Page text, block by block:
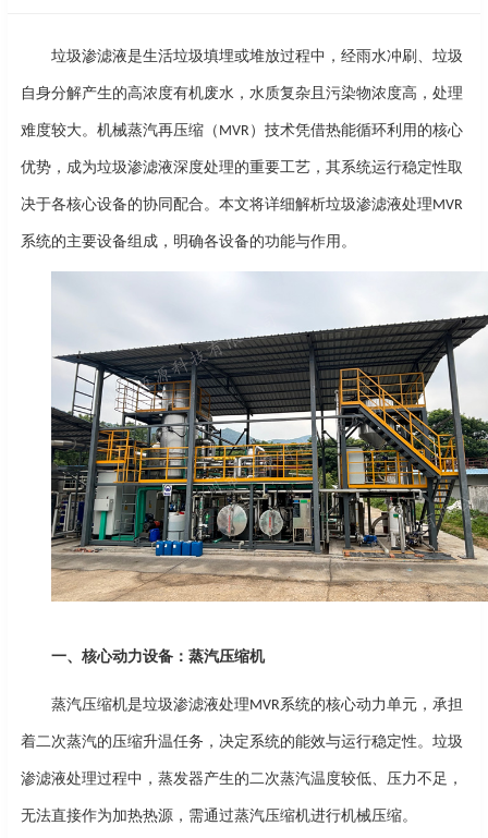
垃圾渗滤液是生活垃圾填埋或堆放过程中，经雨水冲刷、垃圾
自身分解产生的高浓度有机废水，水质复杂且污染物浓度高，处理
难度较大。机械蒸汽再压缩（ MVR）技术凭借热能循环利用的核心
优势，成为垃圾渗滤液深度处理的重要工艺，其系统运行稳定性取
决于各核心设备的协同配合。本文将详细解析垃圾渗滤液处理MVR
系统的主要设备组成，明确各设备的功能与作用。
一、核心动力设备：蒸汽压缩机
蒸汽压缩机是垃圾渗滤液处理 MVR系统的核心动力单元，承担
着二次蒸汽的压缩升温任务，决定系统的能效与运行稳定性。垃圾
渗滤液处理过程中，蒸发器产生的二次蒸汽温度较低、压力不足，
无法直接作为加热热源，需通过蒸汽压缩机进行机械压缩。